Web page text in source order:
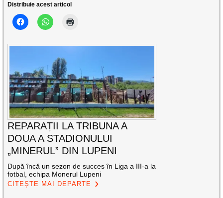
Distribuie acest articol
REPARAȚII LA TRIBUNA A
DOUA A STADIONULUI
„MINERUL” DIN LUPENI
După încă un sezon de succes în Liga a III-a la
fotbal, echipa Monerul Lupeni
CITEȘTE MAI DEPARTE